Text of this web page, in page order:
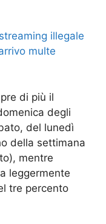
illegale
multe
di più il
degli
del lunedì
della settimana
mentre
leggermente
tre percento